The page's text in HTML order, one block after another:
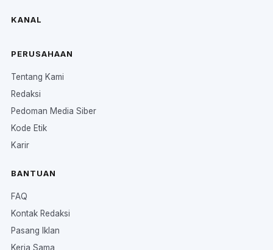
KANAL
PERUSAHAAN
Tentang Kami
Redaksi
Pedoman Media Siber
Kode Etik
Karir
BANTUAN
FAQ
Kontak Redaksi
Pasang Iklan
Kerja Sama